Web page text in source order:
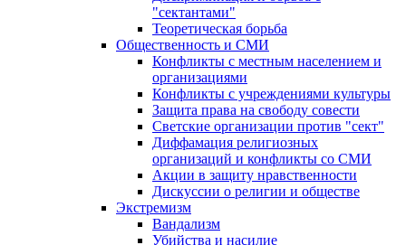
"сектантами"
Теоретическая борьба
Общественность и СМИ
Конфликты с местным населением и
организациями
Конфликты с учреждениями культуры
Защита права на свободу совести
Светские организации против "сект"
Диффамация религиозных
организаций и конфликты со СМИ
Акции в защиту нравственности
Дискуссии о религии и обществе
Экстремизм
Вандализм
Убийства и насилие